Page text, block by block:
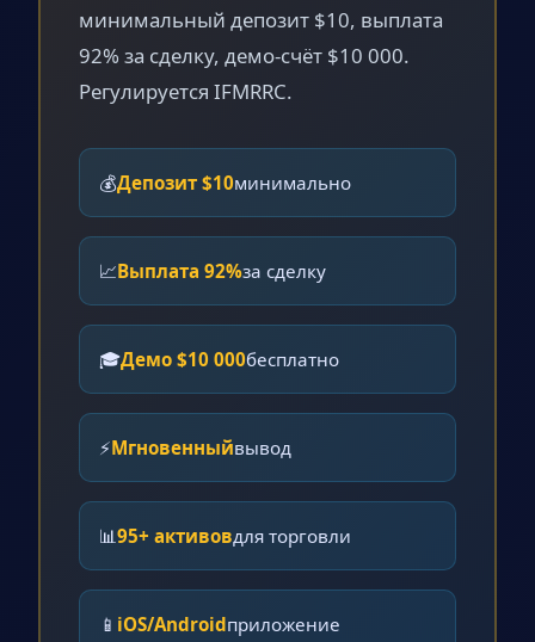
минимальный депозит $10, выплата
92% за сделку, демо-счёт $10 000.
Регулируется IFMRRC.
💰Депозит $10минимально
📈Выплата 92%за сделку
🎓Демо $10 000бесплатно
⚡Мгновенныйвывод
📊95+ активовдля торговли
📱 iOS/Androidприложение